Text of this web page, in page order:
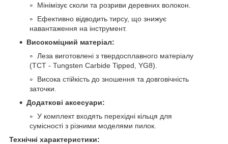
Мінімізує сколи та розриви деревних волокон.
Ефективно відводить тирсу, що знижує
навантаження на інструмент.
Високоміцний матеріал:
Леза виготовлені з твердосплавного матеріалу
(TCT - Tungsten Carbide Tipped, YG8).
Висока стійкість до зношення та довговічність
заточки.
Додаткові аксесуари:
У комплект входять перехідні кільця для
сумісності з різними моделями пилок.
Технічні характеристики: